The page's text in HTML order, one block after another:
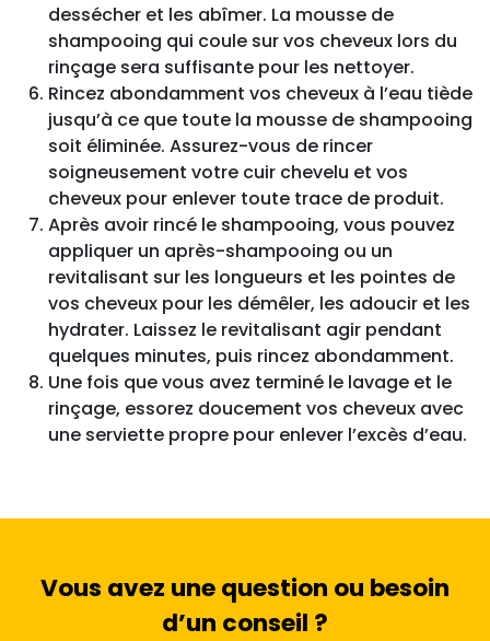
dessécher et les abîmer. La mousse de
shampooing qui coule sur vos cheveux lors du
rinçage sera suffisante pour les nettoyer.
Rincez abondamment vos cheveux à l’eau tiède
jusqu’à ce que toute la mousse de shampooing
soit éliminée. Assurez-vous de rincer
soigneusement votre cuir chevelu et vos
cheveux pour enlever toute trace de produit.
Après avoir rincé le shampooing, vous pouvez
appliquer un après-shampooing ou un
revitalisant sur les longueurs et les pointes de
vos cheveux pour les démêler, les adoucir et les
hydrater. Laissez le revitalisant agir pendant
quelques minutes, puis rincez abondamment.
Une fois que vous avez terminé le lavage et le
rinçage, essorez doucement vos cheveux avec
une serviette propre pour enlever l’excès d’eau.
Vous avez une question ou besoin
d’un conseil ?